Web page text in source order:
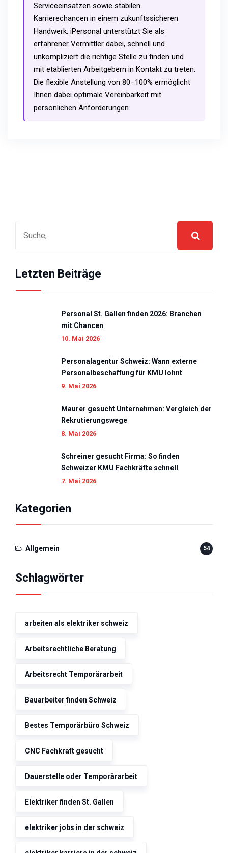
Serviceeinsätzen sowie stabilen
Karrierechancen in einem zukunftssicheren
Handwerk. iPersonal unterstützt Sie als
erfahrener Vermittler dabei, schnell und
unkompliziert die richtige Stelle zu finden und
mit etablierten Arbeitgebern in Kontakt zu treten.
Die flexible Anstellung von 80–100% ermöglicht
Ihnen dabei optimale Vereinbarkeit mit
persönlichen Anforderungen.
Letzten Beiträge
Personal St. Gallen finden 2026: Branchen
mit Chancen
10. Mai 2026
Personalagentur Schweiz: Wann externe
Personalbeschaffung für KMU lohnt
9. Mai 2026
Maurer gesucht Unternehmen: Vergleich der
Rekrutierungswege
8. Mai 2026
Schreiner gesucht Firma: So finden
Schweizer KMU Fachkräfte schnell
7. Mai 2026
Kategorien
Allgemein 54
Schlagwörter
arbeiten als elektriker schweiz
Arbeitsrechtliche Beratung
Arbeitsrecht Temporärarbeit
Bauarbeiter finden Schweiz
Bestes Temporärbüro Schweiz
CNC Fachkraft gesucht
Dauerstelle oder Temporärarbeit
Elektriker finden St. Gallen
elektriker jobs in der schweiz